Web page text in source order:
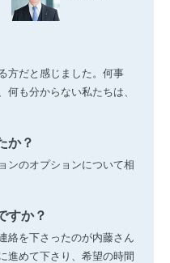
方だと感じました。何事
何も分からない私たちは、
か？
ンのオプションについて相
すか？
絡を下さったのが内藤さん
進めて下さり、希望の時間